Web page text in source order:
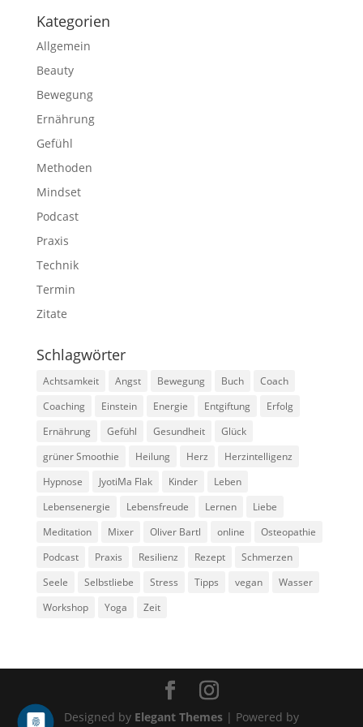
Kategorien
Allgemein
Beauty
Bewegung
Ernährung
Gefühl
Methoden
Mindset
Podcast
Praxis
Technik
Termin
Zitate
Schlagwörter
Achtsamkeit Angst Bewegung Buch
Coach
Coaching
Einstein Energie Entgiftung
Erfolg
Ernährung
Gefühl Gesundheit
Glück
grüner Smoothie
Heilung Herz
Herzintelligenz
Hypnose
JyotiMa Flak Kinder
Leben
Lebensenergie
Lebensfreude Lernen
Liebe
Meditation
Mixer Oliver Bartl online
Osteopathie
Podcast
Praxis Resilienz Rezept
Schmerzen
Seele
Selbstliebe Stress Tipps vegan
Wasser
Workshop
Yoga Zeit
Designed by Elegant Themes| Powered by